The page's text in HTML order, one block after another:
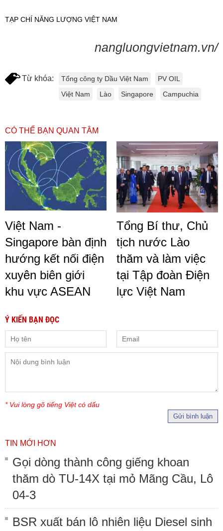
TẠP CHÍ NĂNG LƯỢNG VIỆT NAM
nangluongvietnam.vn/
Từ khóa: Tổng công ty Dầu Việt Nam
PV OIL
Việt Nam
Lào Singapore Campuchia
CÓ THỂ BẠN QUAN TÂM
Việt Nam -
Singapore bàn định
hướng kết nối điện
xuyên biên giới
khu vực ASEAN
Tổng Bí thư, Chủ
tịch nước Lào
thăm và làm việc
tại Tập đoàn Điện
lực Việt Nam
Ý KIẾN BẠN ĐỌC
* Vui lòng gõ tiếng Việt có dấu
Gửi bình luận
TIN MỚI HƠN
Gọi dòng thành công giếng khoan
thăm dò TU-14X tại mỏ Mãng Cầu, Lô
04-3
BSR xuất bán lô nhiên liệu Diesel sinh